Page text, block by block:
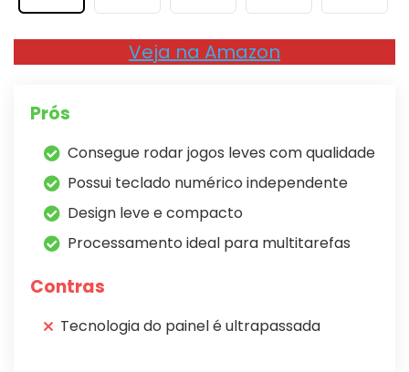
Veja na Amazon
Prós
Consegue rodar jogos leves com qualidade
Possui teclado numérico independente
Design leve e compacto
Processamento ideal para multitarefas
Contras
Tecnologia do painel é ultrapassada